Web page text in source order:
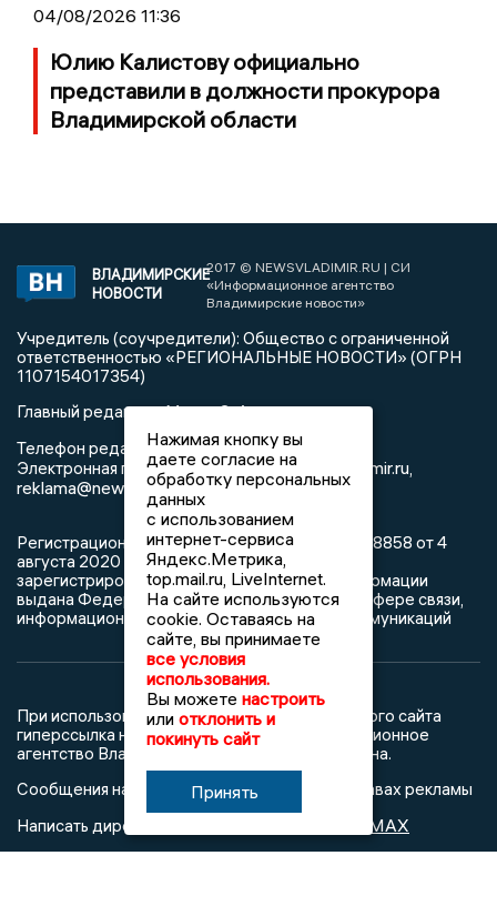
04/08/2026 11:36
Юлию Калистову официально
представили в должности прокурора
Владимирской области
ВЛАДИМИРСКИЕ
НОВОСТИ
2017 © NEWSVLADIMIR.RU | СИ
«Информационное агентство
Владимирские новости»
Учредитель (соучредители): Общество с ограниченной
ответственностью «РЕГИОНАЛЬНЫЕ НОВОСТИ» (ОГРН
1107154017354)
Главный редактор: Мазов С. А.
Телефон редакции:8 (4922) 666916
Электронная почта редакции:info@newsvladimir.ru
reklama@newsvladimir.ru
Регистрационный номер: серия Эл № ФС77-78858 от 4
августа 2020 г. согласно выписке из реестра
зарегистрированных средств массовой информации
выдана Федеральной службой по надзору в сфере связи,
информационных технологий и массовых коммуникаций
При использовании любого материала с данного сайта
гиперссылка на Сетевое издание «Информационное
агентство Владимирские новости» обязательна.
Сообщения на сером фоне размещены на правах рекламы
Написать директору в телеграм
MAX
Нажимая кнопку вы
даете согласие на
обработку персональных
данных
с использованием
интернет-сервиса
Яндекс.Метрика,
top.mail.ru, LiveInternet.
На сайте используются
cookie. Оставаясь на
сайте, вы принимаете
все условия
использования.
Вы можете настроить
или отклонить и
покинуть сайт
Принять